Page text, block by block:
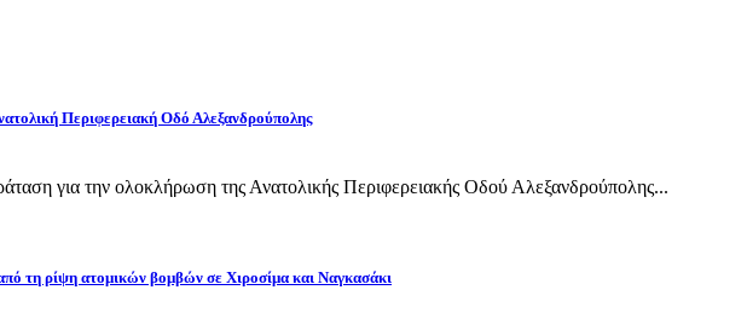
Περιφερειακή Οδό Αλεξανδρούπολης
για την ολοκλήρωση της Ανατολικής Περιφερειακής Οδού Αλεξανδρούπολης...
τη ρίψη ατομικών βομβών σε Χιροσίμα και Ναγκασάκι